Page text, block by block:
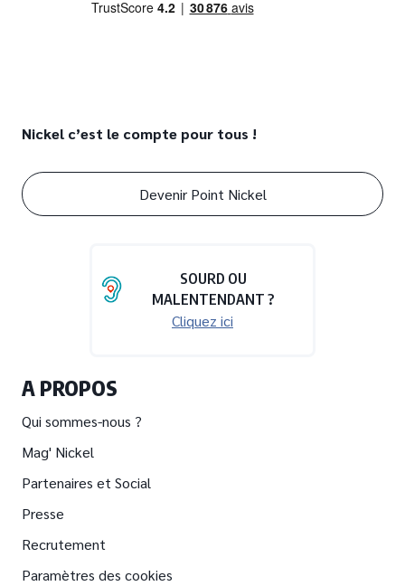
Nickel c’est le compte pour tous !
A PROPOS
Qui sommes-nous ?
Mag' Nickel
Partenaires et Social
Presse
Recrutement
Paramètres des cookies
Devenir Point Nickel
SOURD OU
MALENTENDANT ?
Cliquez ici